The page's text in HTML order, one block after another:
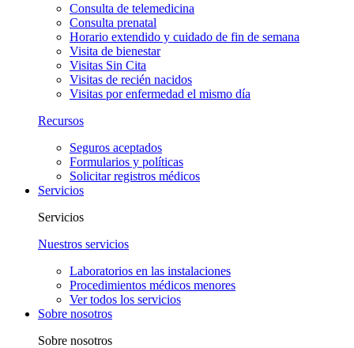
Consulta de telemedicina
Consulta prenatal
Horario extendido y cuidado de fin de semana
Visita de bienestar
Visitas Sin Cita
Visitas de recién nacidos
Visitas por enfermedad el mismo día
Recursos
Seguros aceptados
Formularios y políticas
Solicitar registros médicos
Servicios
Servicios
Nuestros servicios
Laboratorios en las instalaciones
Procedimientos médicos menores
Ver todos los servicios
Sobre nosotros
Sobre nosotros